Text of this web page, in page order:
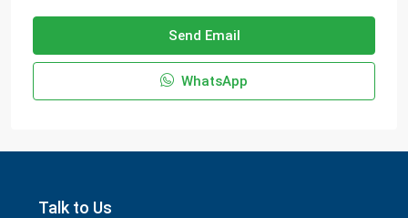
Send Email
WhatsApp
Talk to Us